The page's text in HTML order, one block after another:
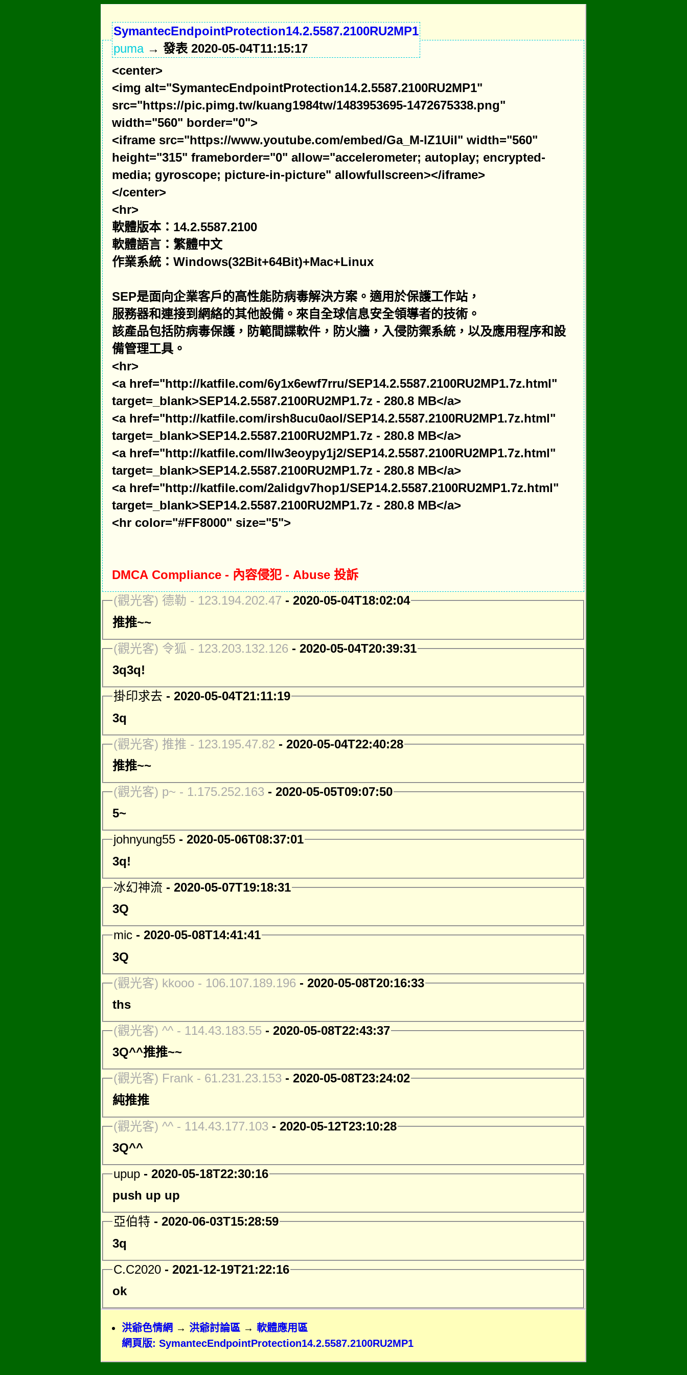
SymantecEndpointProtection14.2.5587.2100RU2MP1
puma→ 發表 2020-05-04T11:15:17
<center>
<img alt="SymantecEndpointProtection14.2.5587.2100RU2MP1"
src="https://pic.pimg.tw/kuang1984tw/1483953695-1472675338.png"
width="560" border="0">
<iframe src="https://www.youtube.com/embed/Ga_M-lZ1UiI" width="560"
height="315" frameborder="0" allow="accelerometer; autoplay; encrypted-
media; gyroscope; picture-in-picture" allowfullscreen></iframe>
</center>
<hr>
軟體版本：14.2.5587.2100
軟體語言：繁體中文
作業系統：Windows(32Bit+64Bit)+Mac+Linux
SEP是面向企業客戶的高性能防病毒解決方案。適用於保護工作站，
服務器和連接到網絡的其他設備。來自全球信息安全領導者的技術。
該產品包括防病毒保護，防範間諜軟件，防火牆，入侵防禦系統，以及應用程序和設
備管理工具。
<hr>
<a href="http://katfile.com/6y1x6ewf7rru/SEP14.2.5587.2100RU2MP1.7z.html"
target=_blank>SEP14.2.5587.2100RU2MP1.7z - 280.8 MB</a>
<a href="http://katfile.com/irsh8ucu0aol/SEP14.2.5587.2100RU2MP1.7z.html"
target=_blank>SEP14.2.5587.2100RU2MP1.7z - 280.8 MB</a>
<a href="http://katfile.com/llw3eoypy1j2/SEP14.2.5587.2100RU2MP1.7z.html"
target=_blank>SEP14.2.5587.2100RU2MP1.7z - 280.8 MB</a>
<a href="http://katfile.com/2alidgv7hop1/SEP14.2.5587.2100RU2MP1.7z.html"
target=_blank>SEP14.2.5587.2100RU2MP1.7z - 280.8 MB</a>
<hr color="#FF8000" size="5">
DMCA Compliance - 內容侵犯 - Abuse 投訴
(觀光客) 德勒 - 123.194.202.47 - 2020-05-04T18:02:04
推推~~
(觀光客) 令狐 - 123.203.132.126 - 2020-05-04T20:39:31
3q3q!
掛印求去 - 2020-05-04T21:11:19
3q
(觀光客) 推推 - 123.195.47.82 - 2020-05-04T22:40:28
推推~~
(觀光客) p~ - 1.175.252.163 - 2020-05-05T09:07:50
5~
johnyung55 - 2020-05-06T08:37:01
3q!
冰幻神流 - 2020-05-07T19:18:31
3Q
mic - 2020-05-08T14:41:41
3Q
(觀光客) kkooo - 106.107.189.196 - 2020-05-08T20:16:33
ths
(觀光客) ^^ - 114.43.183.55 - 2020-05-08T22:43:37
3Q^^推推~~
(觀光客) Frank - 61.231.23.153 - 2020-05-08T23:24:02
純推推
(觀光客) ^^ - 114.43.177.103 - 2020-05-12T23:10:28
3Q^^
upup - 2020-05-18T22:30:16
push up up
亞伯特 - 2020-06-03T15:28:59
3q
C.C2020 - 2021-12-19T21:22:16
ok
洪爺色情網 → 洪爺討論區 → 軟體應用區
網頁版: SymantecEndpointProtection14.2.5587.2100RU2MP1